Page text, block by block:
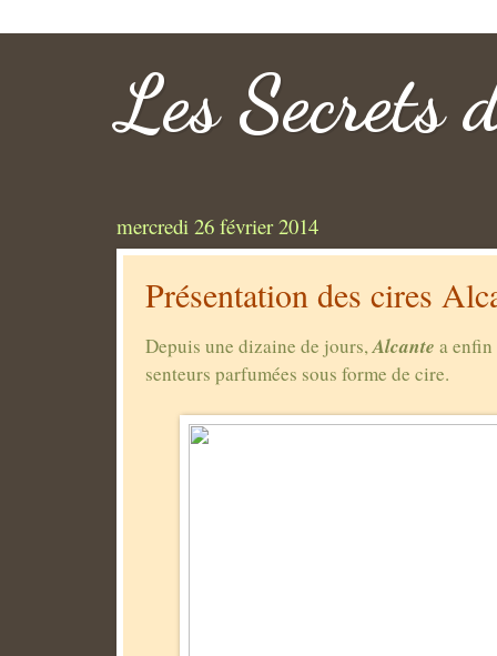
Les Secrets
mercredi 26 février 2014
Présentation des cires
Depuis une dizaine de jours,Alcante a enfin
senteurs parfumées sous forme de cire.